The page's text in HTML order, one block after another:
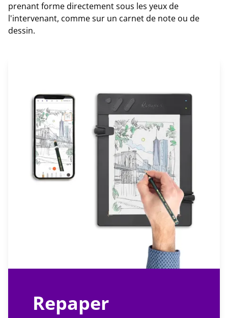
prenant forme directement sous les yeux de
l'intervenant, comme sur un carnet de note ou de
dessin.
Repaper